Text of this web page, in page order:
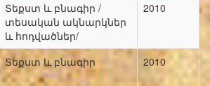
Տեքստ և բնագիր /
տեսական ակնարկներ
և հոդվածներ/
2010
Տեքստ և բնագիր 2010